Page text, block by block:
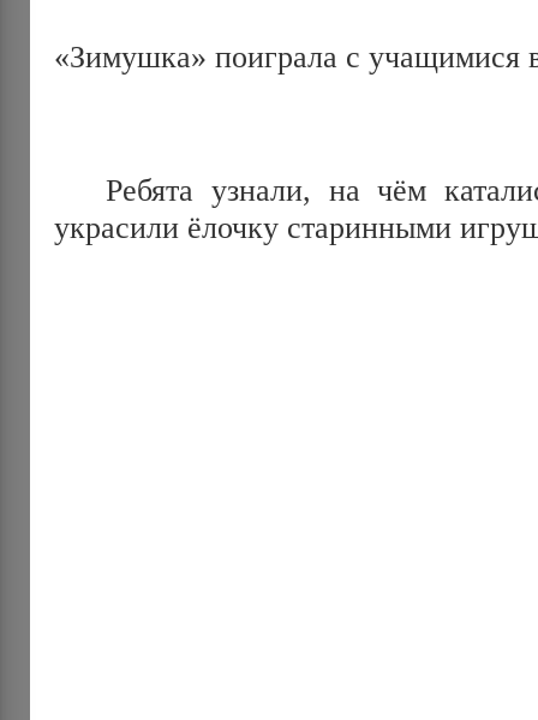
«Зимушка» поиграла с учащимися
Ребята узнали, на чём
украсили ёлочку старинными